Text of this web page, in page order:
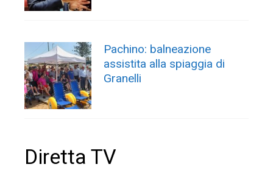
Pachino: balneazione
assistita alla spiaggia di
Granelli
Diretta TV